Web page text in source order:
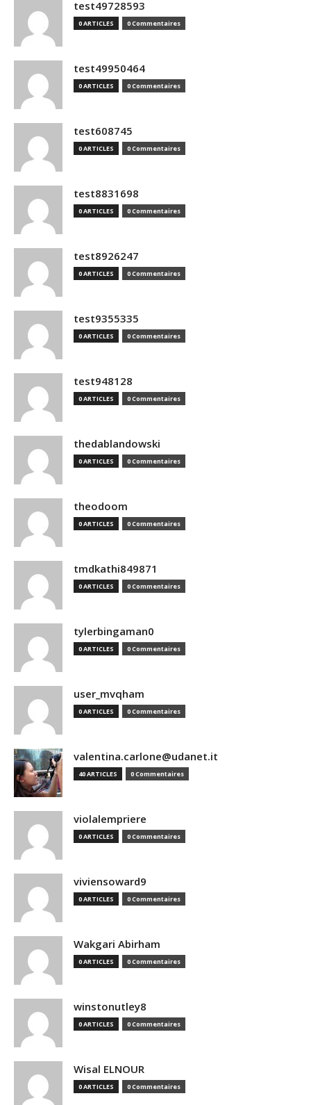
test49728593
0 ARTICLES 0 Commentaires
test49950464
0 ARTICLES 0 Commentaires
test608745
0 ARTICLES 0 Commentaires
test8831698
0 ARTICLES 0 Commentaires
test8926247
0 ARTICLES 0 Commentaires
test9355335
0 ARTICLES 0 Commentaires
test948128
0 ARTICLES 0 Commentaires
thedablandowski
0 ARTICLES 0 Commentaires
theodoom
0 ARTICLES 0 Commentaires
tmdkathi849871
0 ARTICLES 0 Commentaires
tylerbingaman0
0 ARTICLES 0 Commentaires
user_mvqham
0 ARTICLES 0 Commentaires
valentina.carlone@udanet.it
40 ARTICLES 0 Commentaires
violalempriere
0 ARTICLES 0 Commentaires
viviensoward9
0 ARTICLES 0 Commentaires
Wakgari Abirham
0 ARTICLES 0 Commentaires
winstonutley8
0 ARTICLES 0 Commentaires
Wisal ELNOUR
0 ARTICLES 0 Commentaires